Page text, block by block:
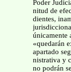
Poder
nitud de
dientes,
únicamente
«quedarán
apartado
nistrativa y
no podrán